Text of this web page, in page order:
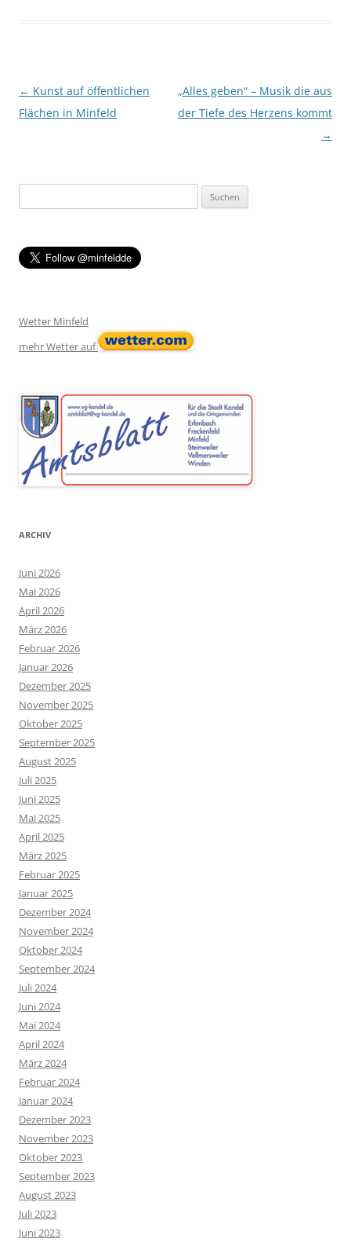
Post navigation
← Kunst auf öffentlichen
Flächen in Minfeld
„Alles geben“ – Musik die aus
der Tiefe des Herzens kommt
→
nach:
Wetter Minfeld
mehr Wetter auf
ARCHIV
Juni 2026
Mai 2026
April 2026
März 2026
Februar 2026
Januar 2026
Dezember 2025
November 2025
Oktober 2025
September 2025
August 2025
Juli 2025
Juni 2025
Mai 2025
April 2025
März 2025
Februar 2025
Januar 2025
Dezember 2024
November 2024
Oktober 2024
September 2024
Juli 2024
Juni 2024
Mai 2024
April 2024
März 2024
Februar 2024
Januar 2024
Dezember 2023
November 2023
Oktober 2023
September 2023
August 2023
Juli 2023
Juni 2023